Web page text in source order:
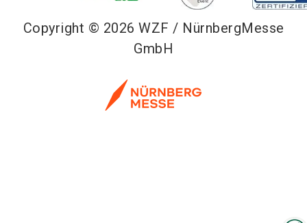
Copyright © 2026 WZF / NürnbergMesse
GmbH